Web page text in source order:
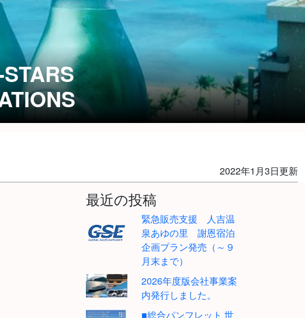
2022年1月3日更新
最近の投稿
緊急販売支援 人吉温
泉あゆの里 謝恩宿泊
企画プラン発売（～９
月末まで）
2026年度版会社事業案
内発行しました。
■総合パンフレット 世